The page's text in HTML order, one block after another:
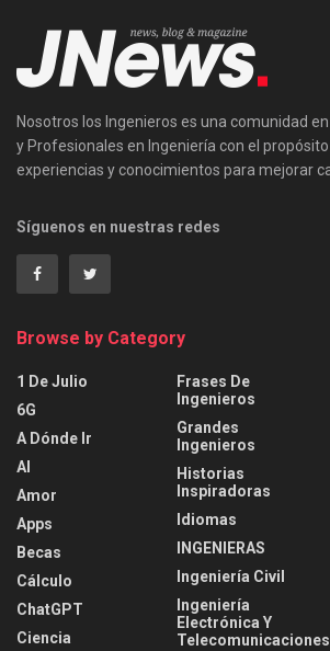
Nosotros los Ingenieros es una comunidad
y Profesionales en Ingeniería con el
experiencias y conocimientos para mejorar
Síguenos en nuestras redes
Browse by Category
1 De Julio
6G
A Dónde Ir
AI
Amor
Apps
Becas
Cálculo
ChatGPT
Ciencia
Frases De
Ingenieros
Grandes
Ingenieros
Historias
Inspiradoras
Idiomas
INGENIERAS
Ingeniería Civil
Ingeniería
Electrónica Y
Telecomunicaciones